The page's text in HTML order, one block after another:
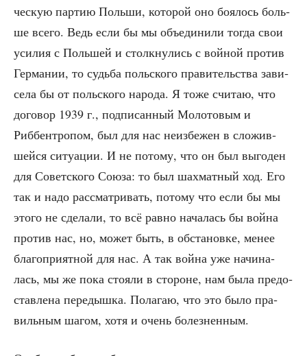
че­скую пар­тию Поль­ши, кото­рой оно боя­лось боль­
ше все­го. Ведь если бы мы объ­еди­ни­ли тогда свои
уси­лия с Поль­шей и столк­ну­лись с вой­ной про­тив
Гер­ма­нии, то судь­ба поль­ско­го пра­ви­тель­ства зави­
се­ла бы от поль­ско­го наро­да. Я тоже счи­таю, что
дого­вор 1939 г., под­пи­сан­ный Моло­то­вым и
Риббен­тро­пом, был для нас неиз­бе­жен в сло­жив­
шей­ся ситу­а­ции. И не пото­му, что он был выго­ден
для Совет­ско­го Сою­за: то был шах­мат­ный ход. Его
так и надо рас­смат­ри­вать, пото­му что если бы мы
это­го не сде­ла­ли, то всё рав­но нача­лась бы вой­на
про­тив нас, но, может быть, в обста­нов­ке, менее
бла­го­при­ят­ной для нас. А так вой­на уже начи­на­
лась, мы же пока сто­я­ли в сто­роне, нам была предо­
став­ле­на пере­дыш­ка. Пола­гаю, что это было пра­
виль­ным шагом, хотя и очень болезненным.